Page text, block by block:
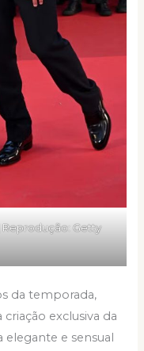
Reprodução: Getty
da temporada,
exclusiva da
e sensual